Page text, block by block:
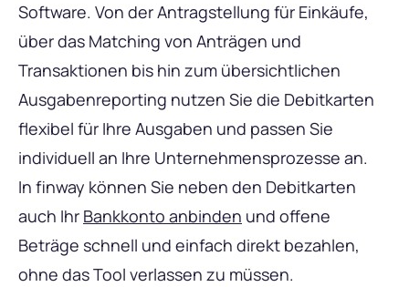
Software. Von der Antragstellung für Einkäufe,
über das Matching von Anträgen und
Transaktionen bis hin zum übersichtlichen
Ausgabenreporting nutzen Sie die Debitkarten
flexibel für Ihre Ausgaben und passen Sie
individuell an Ihre Unternehmensprozesse an.
In finway können Sie neben den Debitkarten
auch Ihr Bankkonto anbinden und offene
Beträge schnell und einfach direkt bezahlen,
ohne das Tool verlassen zu müssen.